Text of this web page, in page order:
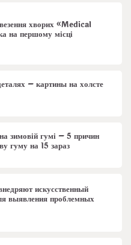
хворих «Medical
на першому місці
– картины на холсте
зимовій гумі – 5 причин
гуму на 15 зараз
искусственный
выявления проблемных